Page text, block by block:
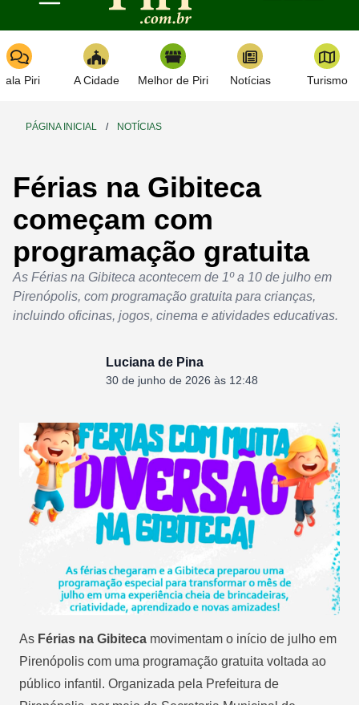
Toggle navigation
Piri A Cidade Melhor de Piri Notícias Turismo
PÁGINA INICIAL / NOTÍCIAS
Férias na Gibiteca
começam com
programação gratuita
As Férias na Gibiteca acontecem de 1º a 10 de julho em
Pirenópolis, com programação gratuita para crianças,
incluindo oficinas, jogos, cinema e atividades educativas.
Luciana de Pina
30 de junho de 2026 às 12:48
As Férias na Gibiteca movimentam o início de julho em
Pirenópolis com uma programação gratuita voltada ao
público infantil. Organizada pela Prefeitura de